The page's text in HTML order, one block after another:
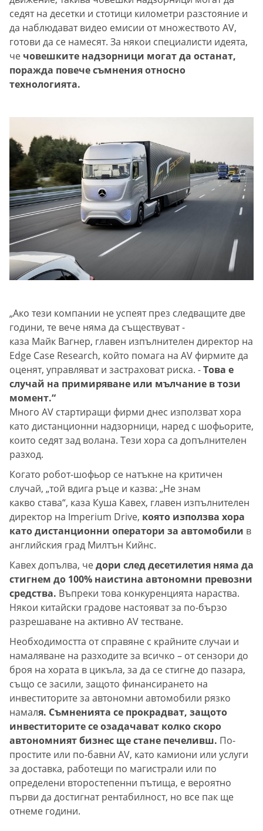
седят на десетки и стотици километри разстояние и
да наблюдават видео емисии от множеството AV,
готови да се намесят. За някои специалисти идеята,
че човешките надзорници могат да останат,
поражда повече съмнения относно
технологията.
„Ако тези компании не успеят през следващите две
години, те вече няма да съществуват -
каза Майк Вагнер, главен изпълнителен директор на
Edge Case Research, който помага на AV фирмите да
оценят, управляват и застраховат риска. -Това е
случай на примиряване или мълчание в този
момент.“
Много AV стартиращи фирми днес използват хора
като дистанционни надзорници, наред с шофьорите,
които седят зад волана. Тези хора са допълнителен
разход.
Когато робот-шофьор се натъкне на критичен
случай, „той вдига ръце и казва: „Не знам
какво става“, каза Куша Кавех, главен изпълнителен
директор на Imperium Drive, която използва хора
като дистанционни оператори за автомобили в
английския град Милтън Кийнс.
Кавех допълва, чедори след десетилетия няма да
стигнем до 100% наистина автономни превозни
средства. Въпреки това конкуренцията нараства.
Някои китайски градове настояват за по-бързо
разрешаване на активно AV тестване.
Необходимостта от справяне с крайните случаи и
намаляване на разходите за всичко – от сензори до
броя на хората в цикъла, за да се стигне до пазара,
също се засили, защото финансирането на
инвеститорите за автономни автомобили рязко
намаля. Съмненията се прокрадват, защото
инвеститорите се озадачават колко скоро
автономният бизнес ще стане печеливш. По-
простите или по-бавни AV, като камиони или услуги
за доставка, работещи по магистрали или по
определени второстепенни пътища, е вероятно
първи да достигнат рентабилност, но все пак ще
отнеме години.